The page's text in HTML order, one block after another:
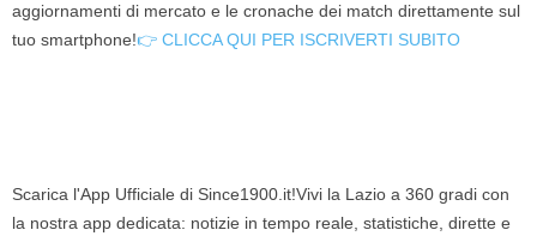
aggiornamenti di mercato e le cronache dei match direttamente sul
tuo smartphone!👉 CLICCA QUI PER ISCRIVERTI SUBITO
Scarica l'App Ufficiale di Since1900.it!Vivi la Lazio a 360 gradi con
la nostra app dedicata: notizie in tempo reale, statistiche, dirette e